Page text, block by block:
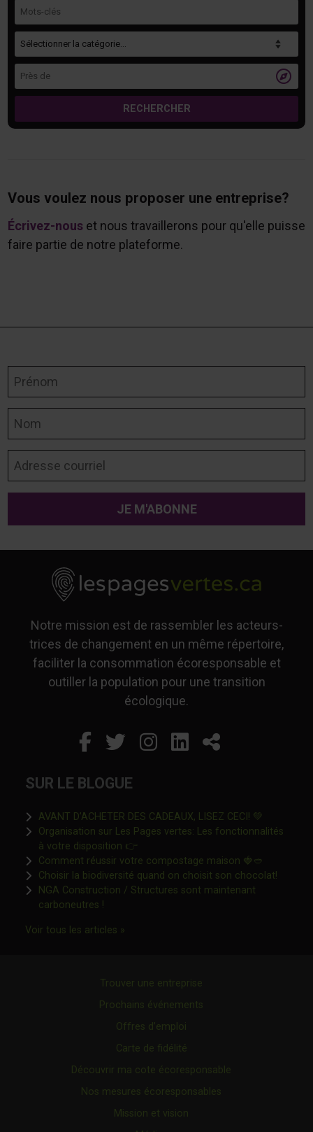

RECHERCHER
Vous voulez nous proposer une entreprise?
Écrivez-nouset nous travaillerons pour qu'elle puisse
faire partie de notre plateforme.
Notre mission est de rassembler les acteurs-
trices de changement en un même répertoire,
faciliter la consommation écoresponsable et
outiller la population pour une transition
écologique.
Facebook
Ce lien s'ouvrira dans
Twitter
Ce lien s'ouvrira
Instagram
Ce lien s'ouvrira
LinkedIn
Ce lienPartager
SUR LE BLOGUE
AVANT D’ACHETER DES CADEAUX, LISEZ CECI! 💚
Organisation sur Les Pages vertes: Les fonctionnalités
à votre disposition 👉Ce lien s'ouvrira dans une nouvelle
Comment réussir votre compostage maison 🍓🥙
Choisir la biodiversité quand on choisit son chocolat!Ce lien
NGA Construction / Structures sont maintenant
carboneutres !Ce lien s'ouvrira dans une nouvelle fenêtre"
Voir tous les articles »Ce lien s'ouvrira dans une nouvelle
Trouver une entreprise
Prochains événements
Offres d’emploi
Carte de fidélité
Découvrir ma cote écoresponsable
Nos mesures écoresponsables
Mission et vision